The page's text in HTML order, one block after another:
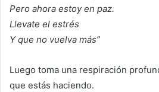
Pero ahora estoy en paz.
Llevate el estrés
Y que no vuelva más”
Luego toma una respiración
que estás haciendo.